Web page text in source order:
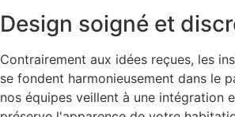
Design soigné et
Contrairement aux idées reçues, les
se fondent harmonieusement dans le
nos équipes veillent à une intégration